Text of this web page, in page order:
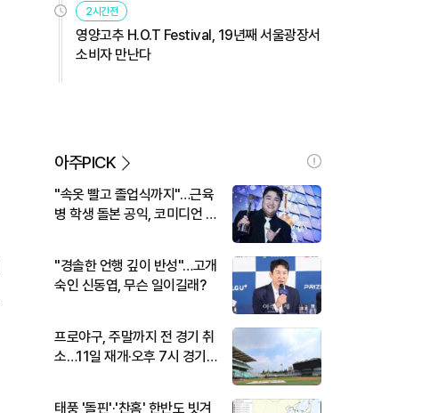
2시간전
영양고추 H.O.T Festival, 19년째 서울광장서
소비자 만난다
아주PICK
"속옷 빨고 졸업식까지"…근육
병 학생 돌본 공익, 코미디언 김
"경솔한 언행 깊이 반성"…고개
숙인 신동엽, 무슨 일이길래?
프로야구, 주말까지 전 경기 취
소…11일 재개·오후 7시 경기
태풍 '돌핀'·'찬홈' 한반도 빗겨